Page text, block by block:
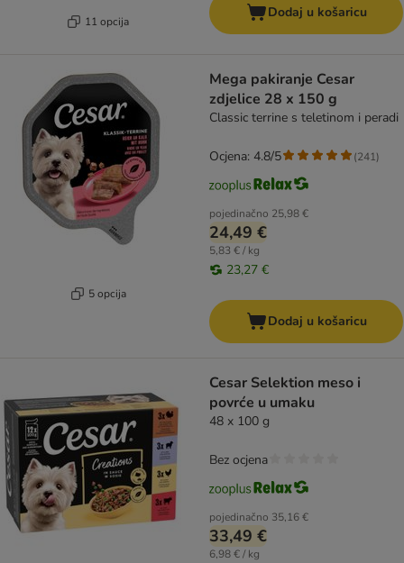
11 opcija
Dodaj u košaricu
5 opcija
Mega pakiranje Cesar
zdjelice 28 x 150 g
Classic terrine s teletinom i peradi
pojedinačno 25,98 €
24,49 €
5,83 € / kg
23,27 €
Ocjena: 4.8/5 (241)
Dodaj u košaricu
Cesar Selektion meso i
povrće u umaku
48 x 100 g
pojedinačno 35,16 €
33,49 €
6,98 € / kg
Bez ocjena